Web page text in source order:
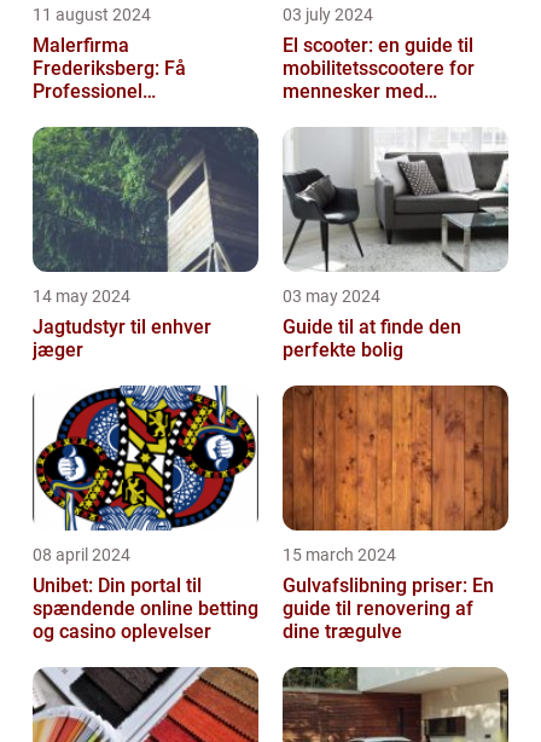
11 august 2024
Malerfirma
Frederiksberg: Få
Professionel
eller virksomhed
03 july 2024
El scooter: en guide til
mobilitetsscootere for
mennesker med
14 may 2024
Jagtudstyr til enhver
jæger
03 may 2024
Guide til at finde den
perfekte bolig
08 april 2024
Unibet: Din portal til
spændende online betting
og casino oplevelser
15 march 2024
Gulvafslibning priser: En
guide til renovering af
dine trægulve